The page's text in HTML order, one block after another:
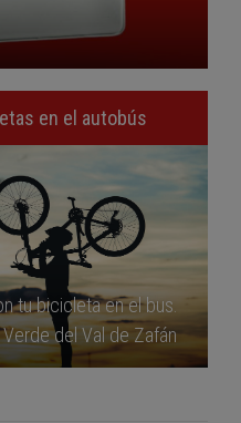
en el autobús
tu bicicleta en el bus.
del Val de Zafán